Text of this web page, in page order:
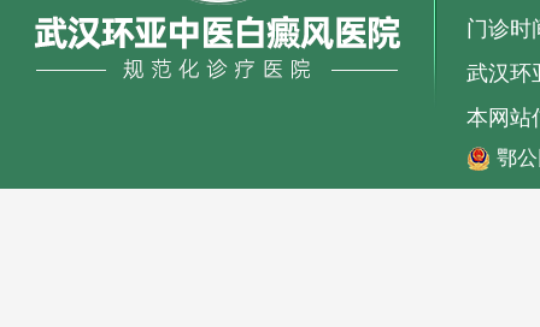
门诊时
武汉环
本网站
鄂